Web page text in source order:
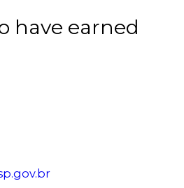
have earned